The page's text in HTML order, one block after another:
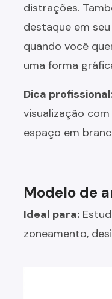
distrações.
destaque em
quando você
uma forma
Dica
visualização
espaço em
Modelo de
Ideal para:
zoneamento,